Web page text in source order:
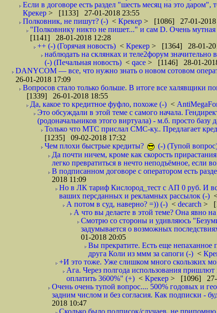
Если в договоре есть раздел "шесть месяц на это даром",
Крекер > [1133] 27-01-2018 23:55
Полковник, не пишут? (-) < Крекер > [1086] 27-01-2018
"Полковнику никто не пишет..." и сам D. Очень
[1141] 28-01-2018 12:28
++ (-) (Горячая новость) < Крекер > [1364] 28-01-
наблюдать на склянках и теле2форум
(-) (Печальная новость) < qace > [1146] 28-01-
DANYCOM — все, что нужно знать о новом сотовом
26-01-2018 17:09
Вопросов стало только больше. В итоге все халявщики
[1339] 26-01-2018 18:55
Да, какое то кредитное фуфло, похоже (-) <
Это обсуждали в этой теме с самого начала.
(родоначальников этого виртуала) - м.б. просто
Только что МТС прислал СМС-ку.. Предлагает
[1235] 09-02-2018 17:32
Чем плохи быстрые кредиты?
(-) (Тупой
Да почти ничем, кроме как скорость
легко превратиться в нечто неподъёмное, если
В подписанном договоре с оператором есть
2018 11:09
Но в ЛК тариф Кислород_тест с АП 0 руб. И
ваших персданных и рекламных рассылок (-)
А потом в суд, наверно? =)) (-) < decarch >
А что вы делаете в этой теме? Она явно
Смотрю со стороны и удивляюсь
задумывается о возможных
01-2018 20:05
Вы прекратите. Есть еще непаханное
друга Коли из ммм за сапоги (-) <
+И это тоже. Уже слишком много скользких
Ага. Через полгода использования
оплатить 3600%" (+) < Крекер > [1096] 27-
Очень очень тупой вопрос.... 500% годовых и
задним числом и без согласия. Как подписки -
2018 10:47
Сколько было подписок/случаев, не